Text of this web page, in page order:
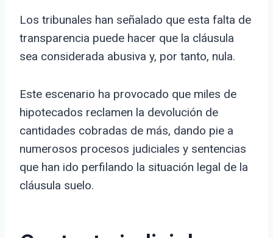
Los tribunales han señalado que esta falta de
transparencia puede hacer que la cláusula
sea considerada abusiva y, por tanto, nula.
Este escenario ha provocado que miles de
hipotecados reclamen la devolución de
cantidades cobradas de más, dando pie a
numerosos procesos judiciales y sentencias
que han ido perfilando la situación legal de la
cláusula suelo.